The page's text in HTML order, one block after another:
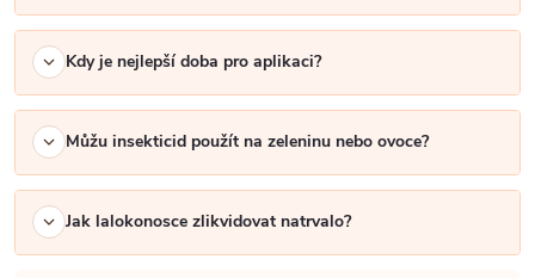
u
Kdy je nejlepší doba pro aplikaci?
Můžu insekticid použít na zeleninu nebo ovoce?
Jak lalokonosce zlikvidovat natrvalo?